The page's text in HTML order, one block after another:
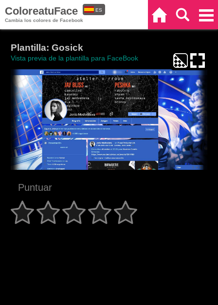
ColoreatuFace
Cambia los colores de Facebook
ES
Plantilla: Gosick
Vista previa de la plantilla para FaceBook
Puntuar